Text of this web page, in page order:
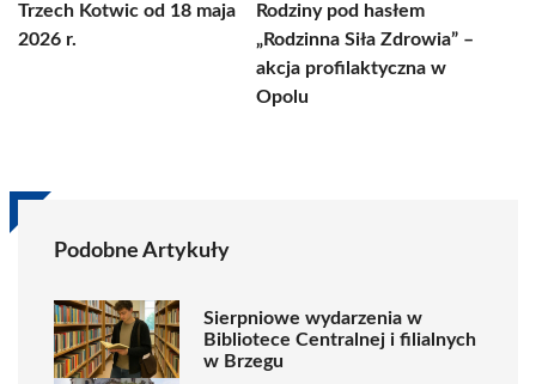
Trzech Kotwic od 18 maja
2026 r.
Rodziny pod hasłem
„Rodzinna Siła Zdrowia” –
akcja profilaktyczna w
Opolu
Podobne Artykuły
Sierpniowe wydarzenia w
Bibliotece Centralnej i filialnych
w Brzegu